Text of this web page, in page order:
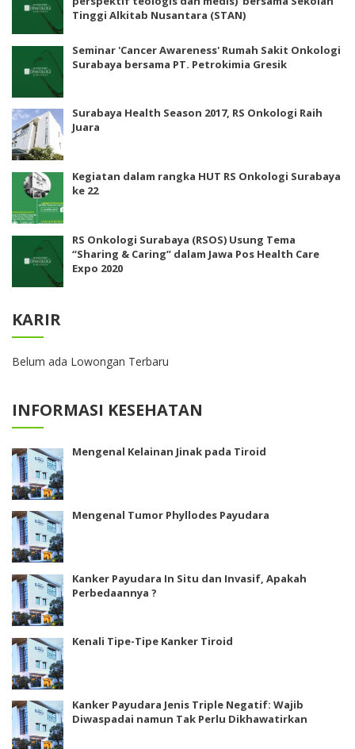
Tinggi Alkitab Nusantara (STAN)
Seminar 'Cancer Awareness' Rumah Sakit Onkologi
Surabaya bersama PT. Petrokimia Gresik
Surabaya Health Season 2017, RS Onkologi Raih
Juara
Kegiatan dalam rangka HUT RS Onkologi Surabaya
ke 22
RS Onkologi Surabaya (RSOS) Usung Tema
“Sharing & Caring” dalam Jawa Pos Health Care
Expo 2020
KARIR
Belum ada Lowongan Terbaru
INFORMASI KESEHATAN
Mengenal Kelainan Jinak pada Tiroid
Mengenal Tumor Phyllodes Payudara
Kanker Payudara In Situ dan Invasif, Apakah
Perbedaannya ?
Kenali Tipe-Tipe Kanker Tiroid
Kanker Payudara Jenis Triple Negatif: Wajib
Diwaspadai namun Tak Perlu Dikhawatirkan